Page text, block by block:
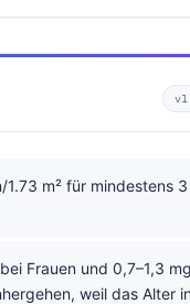
m² für mindestens
Frauen und 0,7–1,3
weil das Alter